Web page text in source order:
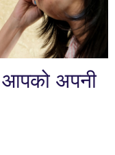
अपनी